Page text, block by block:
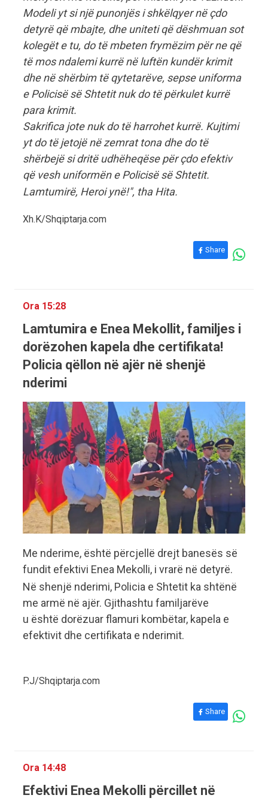
Modeli yt si një punonjës i shkëlqyer në çdo
detyrë që mbajte, dhe uniteti që dëshmuan sot
kolegët e tu, do të mbeten frymëzim për ne që
të mos ndalemi kurrë në luftën kundër krimit
dhe në shërbim të qytetarëve, sepse uniforma
e Policisë së Shtetit nuk do të përkulet kurrë
para krimit.
Sakrifica jote nuk do të harrohet kurrë. Kujtimi
yt do të jetojë në zemrat tona dhe do të
shërbejë si dritë udhëheqëse për çdo efektiv
që vesh uniformën e Policisë së Shtetit.
Lamtumirë, Heroi ynë!", tha Hita.
Xh.K/Shqiptarja.com
Share
Ora 15:28
Lamtumira e Enea Mekollit, familjes i
dorëzohen kapela dhe certifikata!
Policia qëllon në ajër në shenjë
nderimi
Me nderime, është përcjellë drejt banesës së
fundit efektivi Enea Mekolli, i vrarë në detyrë.
Në shenjë nderimi, Policia e Shtetit ka shtënë
me armë në ajër. Gjithashtu familjarëve
u është dorëzuar flamuri kombëtar, kapela e
efektivit dhe certifikata e nderimit.
P.J/Shqiptarja.com
Share
Ora 14:48
Efektivi Enea Mekolli përcillet në